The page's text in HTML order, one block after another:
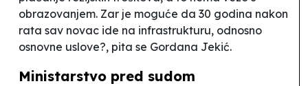
obrazovanjem. Zar je moguće da 30 godina nakon
rata sav novac ide na infrastrukturu, odnosno
osnovne uslove?, pita se Gordana Jekić.
Ministarstvo pred sudom